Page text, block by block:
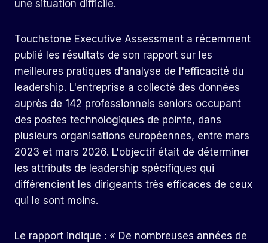
une situation difficile.
Touchstone Executive Assessment a récemment
publié les résultats de son rapport sur les
meilleures pratiques d'analyse de l'efficacité du
leadership. L'entreprise a collecté des données
auprès de 142 professionnels seniors occupant
des postes technologiques de pointe, dans
plusieurs organisations européennes, entre mars
2023 et mars 2026. L'objectif était de déterminer
les attributs de leadership spécifiques qui
différencient les dirigeants très efficaces de ceux
qui le sont moins.
Le rapport indique : « De nombreuses années de